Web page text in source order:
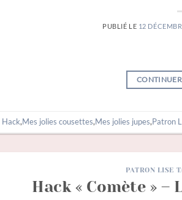
PUBLIÉ LE 12
Hack,Mes jolies cousettes,Mes jolies jupes,Patron
PATRON LISE
Hack « Comète »